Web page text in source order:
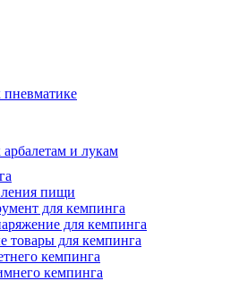
пневматике
и лукам
пищи
для кемпинга
для кемпинга
товары для кемпинга
кемпинга
кемпинга